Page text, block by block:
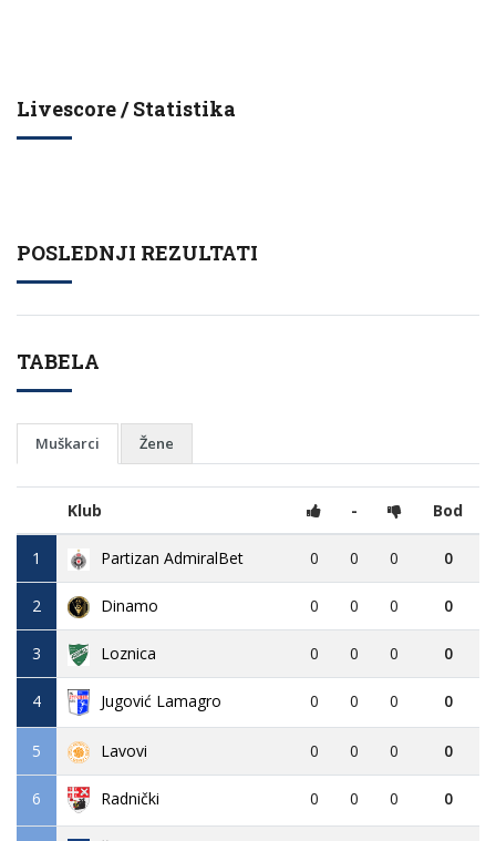
Livescore / Statistika
POSLEDNJI REZULTATI
TABELA
Muškarci Žene
Klub - Bod
1 Partizan AdmiralBet 0 0 0 0
2 Dinamo 0 0 0 0
3 Loznica 0 0 0 0
4 Jugović Lamagro 0 0 0 0
5 Lavovi 0 0 0 0
6 Radnički 0 0 0 0